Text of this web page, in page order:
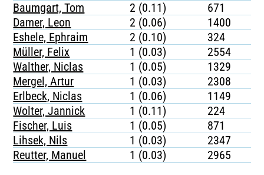
Baumgart, Tom
2 (0.11)
671
Damer, Leon
2 (0.06)
1400
Eshele, Ephraim
2 (0.10)
324
Müller, Felix
1 (0.03)
2554
Walther, Niclas
1 (0.05)
1329
Mergel, Artur
1 (0.03)
2308
Erlbeck, Niclas
1 (0.06)
1149
Wolter, Jannick
1 (0.11)
224
Fischer, Luis
1 (0.05)
871
Lihsek, Nils
1 (0.03)
2347
Reutter, Manuel
1 (0.03) 2965